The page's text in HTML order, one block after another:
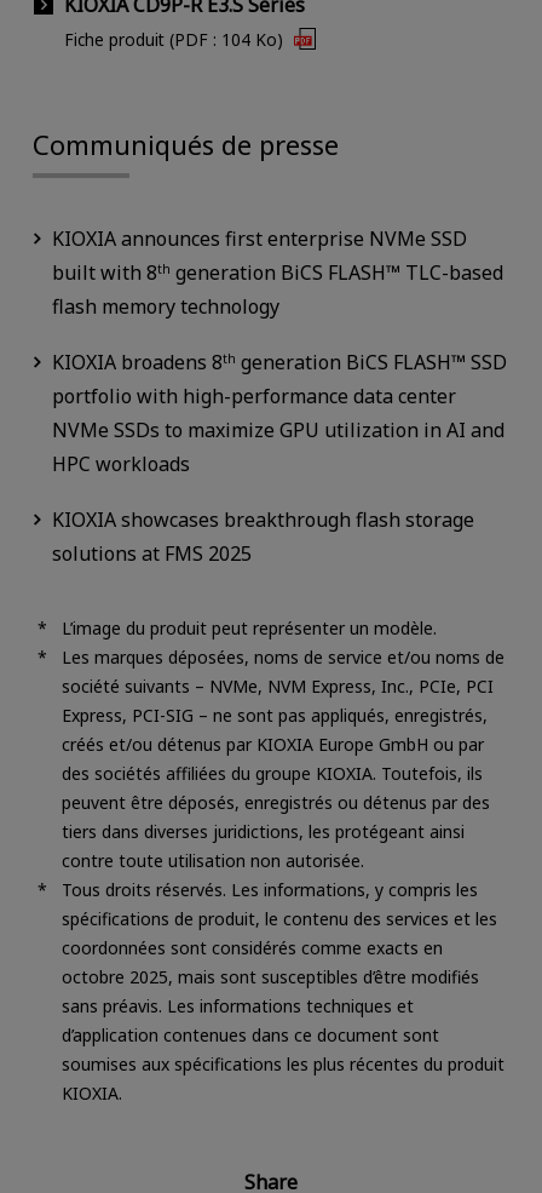
Fiche produit (PDF : 104 Ko)
Communiqués de presse
KIOXIA announces first enterprise NVMe SSD
built with 8th generation BiCS FLASH™ TLC-based
flash memory technology
KIOXIA broadens 8th generation BiCS FLASH™ SSD
portfolio with high-performance data center
NVMe SSDs to maximize GPU utilization in AI and
HPC workloads
KIOXIA showcases breakthrough flash storage
solutions at FMS 2025
L’image du produit peut représenter un modèle.
Les marques déposées, noms de service et/ou noms de
société suivants – NVMe, NVM Express, Inc., PCIe, PCI
Express, PCI-SIG – ne sont pas appliqués, enregistrés,
créés et/ou détenus par KIOXIA Europe GmbH ou par
des sociétés affiliées du groupe KIOXIA. Toutefois, ils
peuvent être déposés, enregistrés ou détenus par des
tiers dans diverses juridictions, les protégeant ainsi
contre toute utilisation non autorisée.
Tous droits réservés. Les informations, y compris les
spécifications de produit, le contenu des services et les
coordonnées sont considérés comme exacts en
octobre 2025, mais sont susceptibles d’être modifiés
sans préavis. Les informations techniques et
d’application contenues dans ce document sont
soumises aux spécifications les plus récentes du produit
KIOXIA.
Share